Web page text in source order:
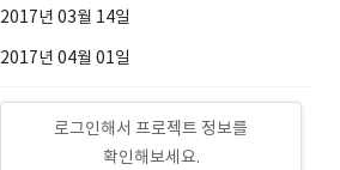
2017년 03월 14일
2017년 04월 01일
로그인해서 프로젝트 정보를
확인해보세요.